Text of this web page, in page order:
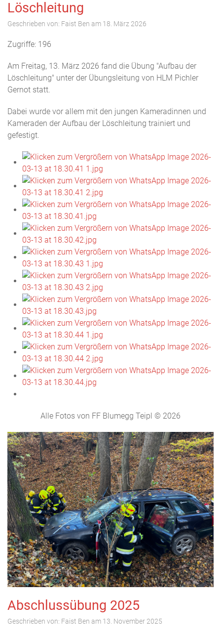
Löschleitung
Geschrieben von: Faist Ben am 18. März 2026
Zugriffe: 196
Am Freitag, 13. März 2026 fand die Übung "Aufbau der
Löschleitung" unter der Übungsleitung von HLM Pichler
Gernot statt.
Dabei wurde vor allem mit den jungen Kameradinnen und
Kameraden der Aufbau der Löschleitung trainiert und
gefestigt.
Alle Fotos von FF Blumegg Teipl © 2026
Abschlussübung 2025
Geschrieben von: Faist Ben am 13. November 2025